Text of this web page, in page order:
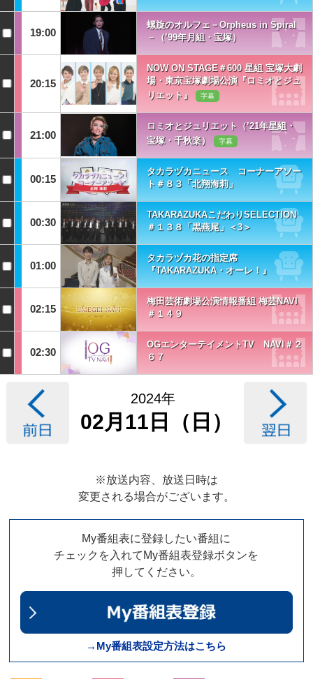
19:00
螺旋のオルフェ－Orpheus in Spiral
－（’99年月組・宝塚）
20:15
NOW ON STAGE＃600 星組 宝塚大劇
場・東京宝塚劇場公演『ロミオとジュ
リエット』
字幕
21:00
ロミオとジュリエット（’21年星組・
宝塚・千秋楽）
字幕
00:15
タカラヅカニュース コーナーアソー
ト＃８３「北翔海莉」
00:30
TAKARAZUKAこだわりSELECTION
＃１３８「黒燕尾」＜3＞
01:00
タカラヅカ花の指定席
『TAKARAZUKA・オーレ！』
02:15
梅田芸術劇場公演情報番組 梅芸NAVI
＃１４９
02:30
OGエンターテイメントTV NAVI＃２
６７
2024年
02月11日（日）
※放送内容、放送日時は
変更される場合がございます。
My番組表に登録したい番組に
チェックを入れてMy番組表登録ボタンを
押してください。
→My番組表設定方法はこちら